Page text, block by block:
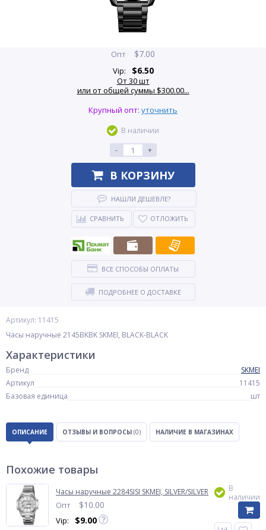
Артикул: 11415
Часы наручные 2145BKBK SKMEI, BLACK-BLACK
Опт $7.00
Vip: $6.50
От 30 шт
или от общей суммы $300.00...
Крупный опт: уточнить
В наличии
-
+
В КОРЗИНУ
НАШЛИ ДЕШЕВЛЕ?
СРАВНИТЬ ОТЛОЖИТЬ
ВСЕ СПОСОБЫ ОПЛАТЫ
ПОДРОБНЕЕ О ДОСТАВКЕ
Характеристики
Бренд
SKMEI
Артикул
11415
Базовая единица
шт
ОПИСАНИЕ ОТЗЫВЫ И ВОПРОСЫ (0) НАЛИЧИЕ В МАГАЗИНАХ
Похожие товары
Часы наручные 2284SISI SKMEI, SILVER/SILVER
Опт $10.00
Vip: $9.00
В
наличии